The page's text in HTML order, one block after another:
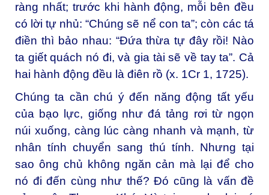
ràng nhất; trước khi hành động, mỗi bên đều
có lời tự nhủ: “Chúng sẽ nể con ta”; còn các tá
điền thì bảo nhau: “Đứa thừa tự đây rồi! Nào
ta giết quách nó đi, và gia tài sẽ về tay ta”. Cả
hai hành động đều là điên rồ (x. 1Cr 1, 1725).
Chúng ta cần chú ý đến năng động tất yếu
của bạo lực, giống như đá tảng rơi từ ngọn
núi xuống, càng lúc càng nhanh và mạnh, từ
nhân tính chuyển sang thú tính. Nhưng tại
sao ông chủ không ngăn cản mà lại để cho
nó đi đến cùng như thế? Đó cũng là vấn đề